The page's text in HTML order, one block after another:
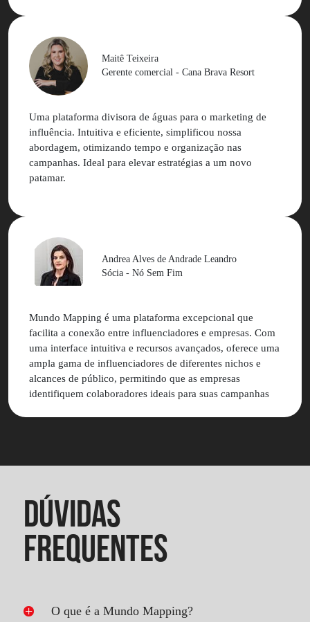
Maitê Teixeira
Gerente comercial - Cana Brava Resort
Uma plataforma divisora de águas para o marketing de
influência. Intuitiva e eficiente, simplificou nossa
abordagem, otimizando tempo e organização nas
campanhas. Ideal para elevar estratégias a um novo
patamar.
Andrea Alves de Andrade Leandro
Sócia - Nó Sem Fim
Mundo Mapping é uma plataforma excepcional que
facilita a conexão entre influenciadores e empresas. Com
uma interface intuitiva e recursos avançados, oferece uma
ampla gama de influenciadores de diferentes nichos e
alcances de público, permitindo que as empresas
identifiquem colaboradores ideais para suas campanhas
DÚVIDAS
FREQUENTES
O que é a Mundo Mapping?